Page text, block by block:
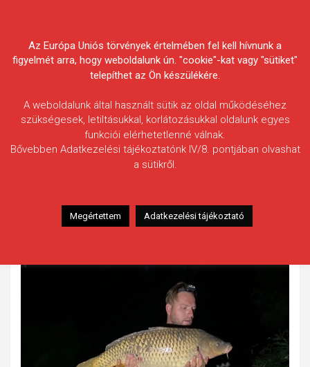
Egyesületek Szövetsége
Hajdu Ádám
Halfaj: Ponty
Fogott hal adatai: 12,50 kg
Az Európa Uniós törvények értelmében fel kell hívnunk a
figyelmét arra, hogy weboldalunk ún. "cookie"-kat vagy "sütiket"
telepíthet az Ön készülékére.
A weboldalunk által használt sütik az oldal működéséhez
szükségesek, letiltásukkal, korlátozásukkal oldalunk egyes
funkciói elérhetetlenné válnak.
Bővebben Adatkezelési tájékoztatónk IV/8. pontjában olvashat
a sütikről.
Megértettem Adatkezelési tájékoztató